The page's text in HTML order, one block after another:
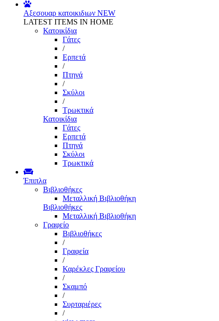
Αξεσουαρ κατοικιδιων NEW
LATEST ITEMS IN HOME
Κατοικίδια
Γάτες
/
Ερπετά
/
Πτηνά
/
Σκύλοι
/
Τρωκτικά
Κατοικίδια
Γάτες
Ερπετά
Πτηνά
Σκύλοι
Τρωκτικά
Έπιπλα
Βιβλιοθήκες
Μεταλλική Βιβλιοθήκη
Βιβλιοθήκες
Μεταλλική Βιβλιοθήκη
Γραφείο
Βιβλιοθήκες
/
Γραφεία
/
Καρέκλες Γραφείου
/
Σκαμπό
/
Συρταριέρες
/